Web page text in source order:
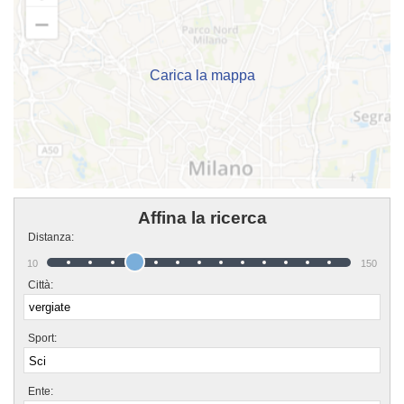
cui potrai trovare nuovi amici con cui allenarti, istruttori qualificati e un
ambiente ideale. Se vuoi iscriverti o semplicemente scoprire di più sui loro
corsi puoi venire in sede o scrivere un messaggio cliccando sul bottone
"Contattaci" presente nella pagina.
Carica la mappa
Affina la ricerca
Distanza:
10 150
Città:
Sport:
Ente: